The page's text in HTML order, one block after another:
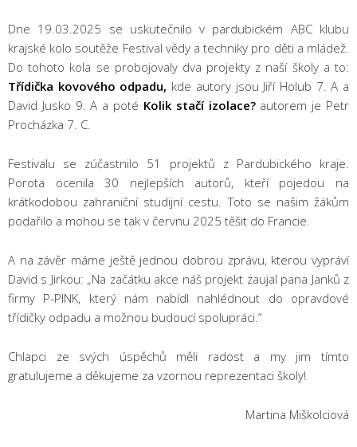
Dne 19.03.2025 se uskutečnilo v pardubickém ABC klubu
krajské kolo soutěže Festival vědy a techniky pro děti a mládež.
Do tohoto kola se probojovaly dva projekty z naší školy a to:
Třídička kovového odpadu, kde autory jsou Jiří Holub 7. A a
David Jusko 9. A a poté Kolik stačí izolace?autorem je Petr
Procházka 7. C.
Festivalu se zúčastnilo 51 projektů z Pardubického kraje.
Porota ocenila 30 nejlepších autorů, kteří pojedou na
krátkodobou zahraniční studijní cestu. Toto se našim žákům
podařilo a mohou se tak v červnu 2025 těšit do Francie.
A na závěr máme ještě jednou dobrou zprávu, kterou vypráví
David s Jirkou: „Na začátku akce náš projekt zaujal pana Janků z
firmy P-PINK, který nám nabídl nahlédnout do opravdové
třídičky odpadu a možnou budoucí spolupráci.“
Chlapci ze svých úspěchů měli radost a my jim tímto
gratulujeme a děkujeme za vzornou reprezentaci školy!
Martina Miškolciová